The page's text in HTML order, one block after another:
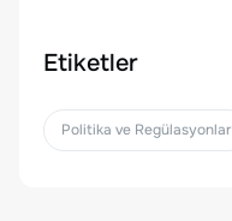
Etiketler
Politika ve Regülasyonlar